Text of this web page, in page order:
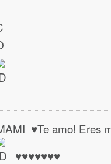
♥ Te amo! Eres
♥ ♥ ♥ ♥ ♥ ♥ ♥